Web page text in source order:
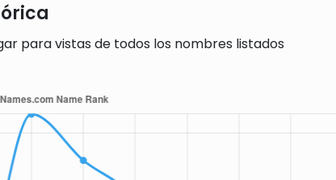
para vistas de todos los nombres listados